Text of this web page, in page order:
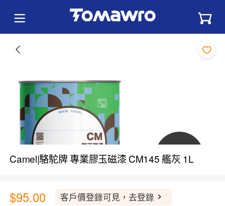
Camel|駱駝牌 專業膠玉磁漆 CM145 艦灰 1L
$95.00 客戶價登錄可見，去登錄